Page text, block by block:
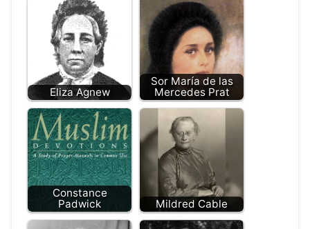
Eliza Agnew
Sor María de las
Mercedes Prat
Constance
Padwick
Mildred Cable